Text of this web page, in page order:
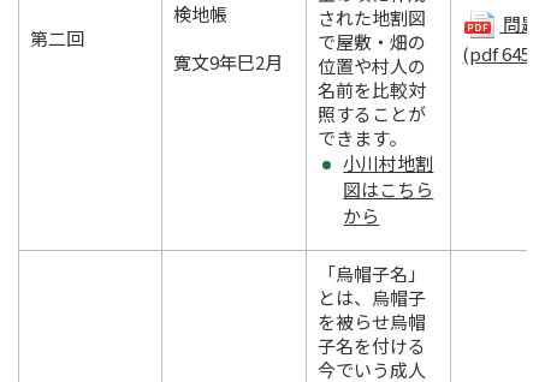
第二回
検地帳
寛文9年巳2月
された地割図
で屋敷・畑の
位置や村人の
名前を比較対
照することが
できます。
小川村地割
図はこちら
から
問
(pdf 645
「烏帽子名」
とは、烏帽子
を被らせ烏帽
子名を付ける
今でいう成人